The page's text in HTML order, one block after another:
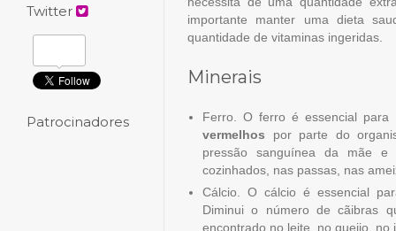
Twitter
Patrocinadores
importante manter uma dieta
quantidade de vitaminas ingeridas.
Minerais
Ferro. O ferro é essencial
vermelhos por parte do
pressão sanguínea da mãe e
cozinhados, nas passas, nas
Cálcio. O cálcio é essencial
Diminui o número de cãibras
encontrado no leite, no queijo, no